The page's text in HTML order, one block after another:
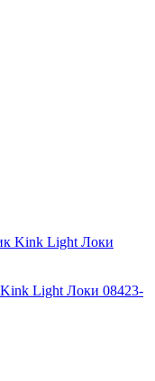
Light Локи 08423-